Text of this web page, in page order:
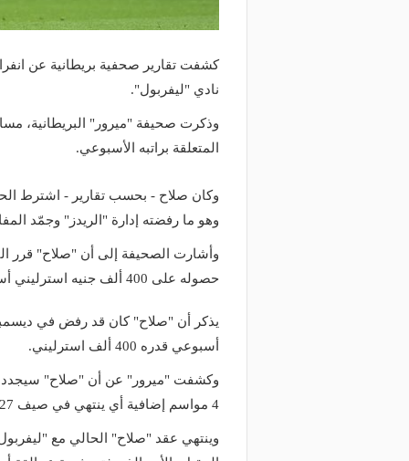
كشفت تقارير صحفية بريطانية عن
نادي "ليفربول".
وذكرت صحيفة "ميرور" البريطانية،
المتعلقة براتبه الأسبوعي.
وهو ما رفضته إدارة "الريدز" وجمّد
وأشارت الصحيفة إلى أن "صلاح" قرر
حصوله على 400 ألف جنيه استرليني أسبوعيًا.
يذكر أن "صلاح" كان قد رفض في
أسبوعي قدره 400 ألف استرليني.
وكشفت "ميرور" عن أن "صلاح" سيجدد
4 مواسم إضافية أي ينتهي في صيف 2027.